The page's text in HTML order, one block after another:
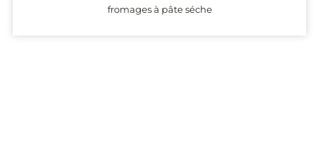
fromages à pâte séche